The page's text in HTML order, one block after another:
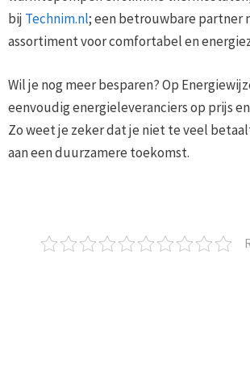
bij Technim.nl; een betrouwbare partner
assortiment voor comfortabel en
Wil je nog meer besparen? Op
eenvoudig energieleveranciers op prijs
Zo weet je zeker dat je niet te veel
aan een duurzamere toekomst.